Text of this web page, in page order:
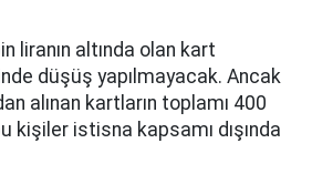
liranın altında olan kart
düşüş yapılmayacak. Ancak
alınan kartların toplamı 400
kişiler istisna kapsamı dışında